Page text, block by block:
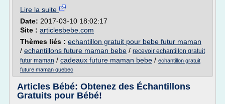
Lire la suite
Date: 2017-03-10 18:02:17
Site : articlesbebe.com
Thèmes liés : echantillon gratuit pour bebe futur maman
/ echantillons future maman bebe / recevoir echantillon gratuit
futur maman / cadeaux future maman bebe / echantillon gratuit
future maman quebec
Articles Bébé: Obtenez des Échantillons
Gratuits pour Bébé!